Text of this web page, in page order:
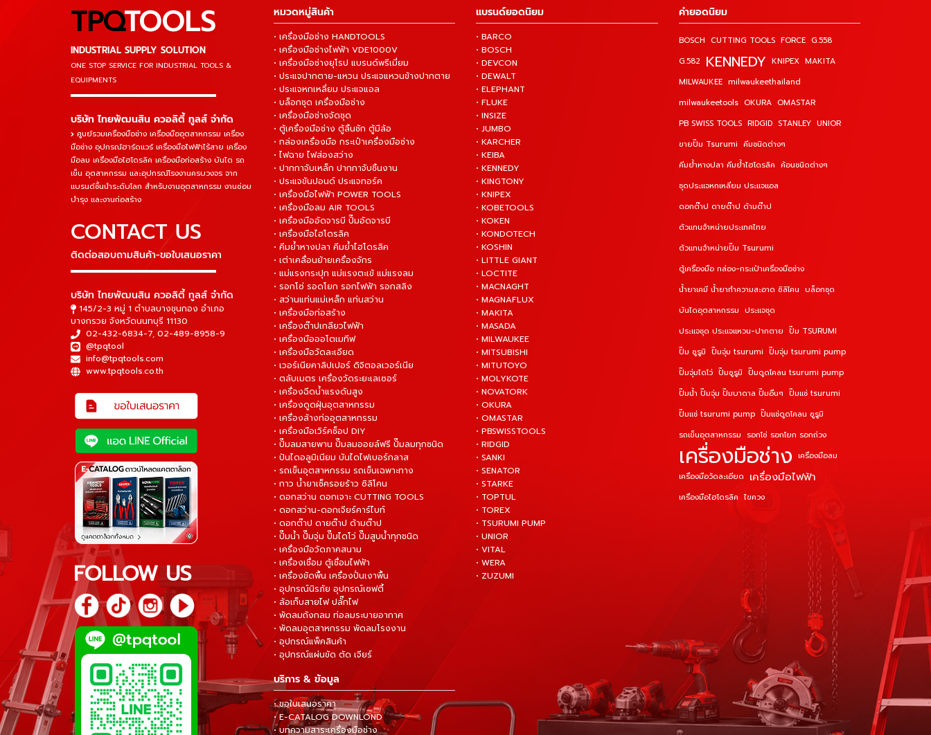
TPQTOOLS
INDUSTRIAL SUPPLY SOLUTION
ONE STOP SERVICE FOR INDUSTRIAL TOOLS &
EQUIPMENTS
▬▬▬▬▬▬▬▬▬▬▬▬▬▬▬
บริษัท ไทยพัฒนสิน ควอลิตี้ ทูลส์ จำกัด
ศูนย์รวมเครื่องมือช่าง เครื่องมืออุตสาหกรรม เครื่อง
มือช่าง อุปกรณ์ฮาร์ดแวร์ เครื่องมือไฟฟ้าไร้สาย เครื่อง
มือลม เครื่องมือไฮโดรลิค เครื่องมือก่อสร้าง บันได รถ
เข็น อุตสาหกรรม และอุปกรณ์โรงงานครบวงจร จาก
แบรนด์ชั้นนำระดับโลก สำหรับงานอุตสาหกรรม งานซ่อม
บำรุง และงานก่อสร้าง
CONTACT US
ติดต่อสอบถามสินค้า-ขอใบเสนอราคา
▬▬▬▬▬▬▬▬▬▬▬▬▬▬▬
บริษัท ไทยพัฒนสิน ควอลิตี้ ทูลส์ จำกัด
145/2-3 หมู่ 1 ตำบลบางขุนกอง อำเภอ
บางกรวย จังหวัดนนทบุรี 11130
02-432-6834-7, 02-489-8958-9
@tpqtool
info@tpqtools.com
www.tpqtools.co.th
FOLLOW US
หมวดหมู่สินค้า
• เครื่องมือช่าง HANDTOOLS
• เครื่องมือช่างไฟฟ้า VDE1000V
• เครื่องมือช่างยุโรป แบรนด์พรีเมี่ยม
• ประแจปากตาย-แหวน ประแจแหวนข้างปากตาย
• ประแจหกเหลี่ยม ประแจแอล
• บล็อกชุด เครื่องมือช่าง
• เครื่องมือช่างจัดชุด
• ตู้เครื่องมือช่าง ตู้ลิ้นชัก ตู้มีล้อ
• กล่องเครื่องมือ กระเป๋าเครื่องมือช่าง
• ไฟฉาย ไฟส่องสว่าง
• ปากกาจับเหล็ก ปากกาจับชิ้นงาน
• ประแจขันปอนด์ ประแจทอร์ค
• เครื่องมือไฟฟ้า POWER TOOLS
• เครื่องมือลม AIR TOOLS
• เครื่องมืออัดจารบี ปั๊มอัดจารบี
• เครื่องมือไฮโดรลิค
• คีมย้ำหางปลา คีมย้ำไฮโดรลิค
• เต่าเคลื่อนย้ายเครื่องจักร
• แม่แรงกระปุก แม่แรงตะเข้ แม่แรงลม
• รอกโซ่ รอดโยก รอกไฟฟ้า รอกสลิง
• สว่านแท่นแม่เหล็ก แท่นสว่าน
• เครื่องมือก่อสร้าง
• เครื่องต๊าปเกลียวไฟฟ้า
• เครื่องมือออโตเมทีฟ
• เครื่องมือวัดละเอียด
• เวอร์เนียคาลิปเปอร์ ดิจิตอลเวอร์เนีย
• ตลับเมตร เครื่องวัดระยะเลเซอร์
• เครื่องฉีดน้ำแรงดันสูง
• เครื่องดูดฝุ่นอุตสาหกรรม
• เครื่องล้างท่ออุตสาหกรรม
• เครื่องมือเวิร์คช็อป DIY
• ปั๊มลมสายพาน ปั๊มลมออยล์ฟรี ปั๊มลมทุกชนิด
• ปันไดอลูมิเนียม บันไดไฟเบอร์กลาส
• รถเข็นอุตสาหกรรม รถเข็นเฉพาะทาง
• กาว น้ำยาเช็ครอยร้าว ซิลิโคน
• ดอกสว่าน ดอกเจาะ CUTTING TOOLS
• ดอกสว่าน-ดอกเจียร์คาร์ไบท์
• ดอกต๊าป ดายต๊าป ด้ามต๊าป
• ปั๊มน้ำ ปั๊มจุ่ม ปั๊มไดโว่ ปั๊มสูบน้ำทุกชนิด
• เครื่องมือวัดภาคสนาม
• เครื่องเชื่อม ตู้เชื่อมไฟฟ้า
• เครื่องขัดพื้น เครื่องปั่นเงาพื้น
• อุปกรณ์นิรภัย อุปกรณ์เซฟตี้
• ล้อเก็บสายไฟ ปลั๊กไฟ
• พัดลมถังกลม ท่อลมระบายอากาศ
• พัดลมอุตสาหกรรม พัดลมโรงงาน
• อุปกรณ์แพ็คสินค้า
• อุปกรณ์แผ่นขัด ตัด เจียร์
แบรนด์ยอดนิยม
• BARCO
• BOSCH
• DEVCON
• DEWALT
• ELEPHANT
• FLUKE
• INSIZE
• JUMBO
• KARCHER
• KEIBA
• KENNEDY
• KINGTONY
• KNIPEX
• KOBETOOLS
• KOKEN
• KONDOTECH
• KOSHIN
• LITTLE GIANT
• LOCTITE
• MACNAGHT
• MAGNAFLUX
• MAKITA
• MASADA
• MILWAUKEE
• MITSUBISHI
• MITUTOYO
• MOLYKOTE
• NOVATORK
• OKURA
• OMASTAR
• PBSWISSTOOLS
• RIDGID
• SANKI
• SENATOR
• STARKE
• TOPTUL
• TOREX
• TSURUMI PUMP
• UNIOR
• VITAL
• WERA
• ZUZUMI
บริการ & ข้อมูล
• ขอใบเสนอราคา
• E-CATALOG DOWNLOND
• บทความสาระเครื่องมือช่าง
คำยอดนิยม
BOSCH CUTTING TOOLS FORCE G.558
G.582 KENNEDY KNIPEX MAKITA
MILWAUKEE milwaukeethailand
milwaukeetools OKURA OMASTAR
PB SWISS TOOLS RIDGID STANLEY UNIOR
ขายปั๊ม Tsurumi คีมชนิดต่างๆ
คีมย้ำหางปลา คีมย้ำไฮโดรลิค ค้อนชนิดต่างๆ
ชุดประแจหกเหลี่ยม ประแจแอล
ดอกต๊าป ดายต๊าป ด้ามต๊าป
ตัวแทนจำหน่ายประเทศไทย
ตัวแทนจำหน่ายปั๊ม Tsurumi
ตู้เครื่องมือ กล่อง-กระเป๋าเครื่องมือช่าง
น้ำยาเคมี น้ำยาทำความสะอาด ซิลิโคน บล็อกชุด
บันไดอุตสาหกรรม ประแจชุด
ประแจชุด ประแจแหวน-ปากตาย ปั๊ม TSURUMI
ปั๊ม ซูรูมิ ปั๊มจุ่ม tsurumi ปั๊มจุ่ม tsurumi pump
ปั๊มจุ่มไดโว่ ปั๊มซูรูมิ ปั๊มดูดโคลน tsurumi pump
ปั๊มน้ำ ปั๊มจุ่ม ปั๊มบาดาล ปั๊มอื่นๆ ปั๊มแช่ tsurumi
ปั๊มแช่ tsurumi pump ปั๊มแช่ดูดโคลน ซูรูมิ
รถเข็นอุตสาหกรรม รอกโซ่ รอกโยก รอกถ่วง
เครื่องมือช่าง เครื่องมือลม
เครื่องมือวัดละเอียด เครื่องมือไฟฟ้า
เครื่องมือไฮโดรลิค ไขควง